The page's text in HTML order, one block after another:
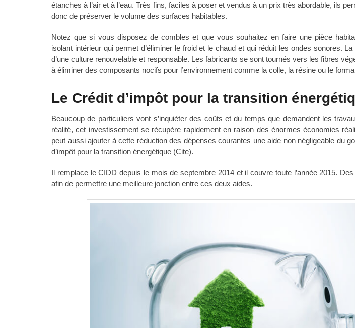
étanches à l’air et à l’eau. Très fins, faciles à poser et vendus à un prix très abordable, ils
donc de préserver le volume des surfaces habitables.
Notez que si vous disposez de combles et que vous souhaitez en faire une pièce
isolant intérieur qui permet d’éliminer le froid et le chaud et qui réduit les ondes sonores.
d’une culture renouvelable et responsable. Les fabricants se sont tournés vers les fibres
à éliminer des composants nocifs pour l’environnement comme la colle, la résine ou le
Le Crédit d’impôt pour la transition
Beaucoup de particuliers vont s’inquiéter des coûts et du temps que demandent les
réalité, cet investissement se récupère rapidement en raison des énormes économies
peut aussi ajouter à cette réduction des dépenses courantes une aide non négligeable du
d’impôt pour la transition énergétique (Cite).
Il remplace le CIDD depuis le mois de septembre 2014 et il couvre toute l’année 2015.
afin de permettre une meilleure jonction entre ces deux aides.